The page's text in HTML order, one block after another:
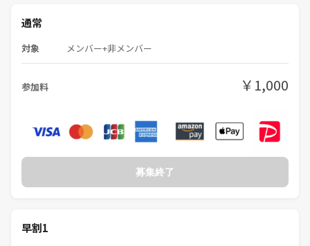
通常
対象 メンバー+非メンバー
参加料 ￥1,000
募集終了
早割1